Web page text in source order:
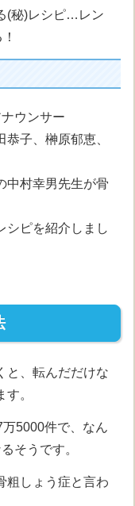
(秘)レシピ…レン
ウンサー
子、榊原郁恵、
中村幸男先生が骨
シピを紹介しまし
と、転んだだけな
。
5000件で、なん
そうです。
粗しょう症と言わ